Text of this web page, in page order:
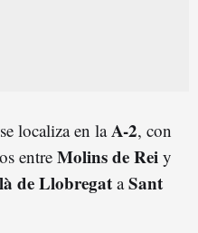
localiza en laA-2, con
entre Molins de Rei y
de Llobregat aSant